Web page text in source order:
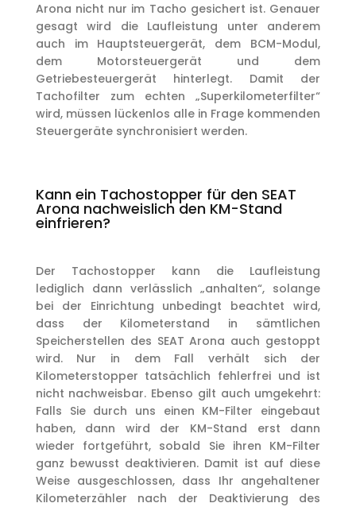
Arona nicht nur im Tacho gesichert ist. Genauer
gesagt wird die Laufleistung unter anderem
auch im Hauptsteuergerät, dem BCM-Modul,
dem Motorsteuergerät und dem
Getriebesteuergerät hinterlegt. Damit der
Tachofilter zum echten „Superkilometerfilter“
wird, müssen lückenlos alle in Frage kommenden
Steuergeräte synchronisiert werden.
Kann ein Tachostopper für den SEAT
Arona nachweislich den KM-Stand
einfrieren?
Der Tachostopper kann die Laufleistung
lediglich dann verlässlich „anhalten“, solange
bei der Einrichtung unbedingt beachtet wird,
dass der Kilometerstand in sämtlichen
Speicherstellen des SEAT Arona auch gestoppt
wird. Nur in dem Fall verhält sich der
Kilometerstopper tatsächlich fehlerfrei und ist
nicht nachweisbar. Ebenso gilt auch umgekehrt:
Falls Sie durch uns einen KM-Filter eingebaut
haben, dann wird der KM-Stand erst dann
wieder fortgeführt, sobald Sie ihren KM-Filter
ganz bewusst deaktivieren. Damit ist auf diese
Weise ausgeschlossen, dass Ihr angehaltener
Kilometerzähler nach der Deaktivierung des